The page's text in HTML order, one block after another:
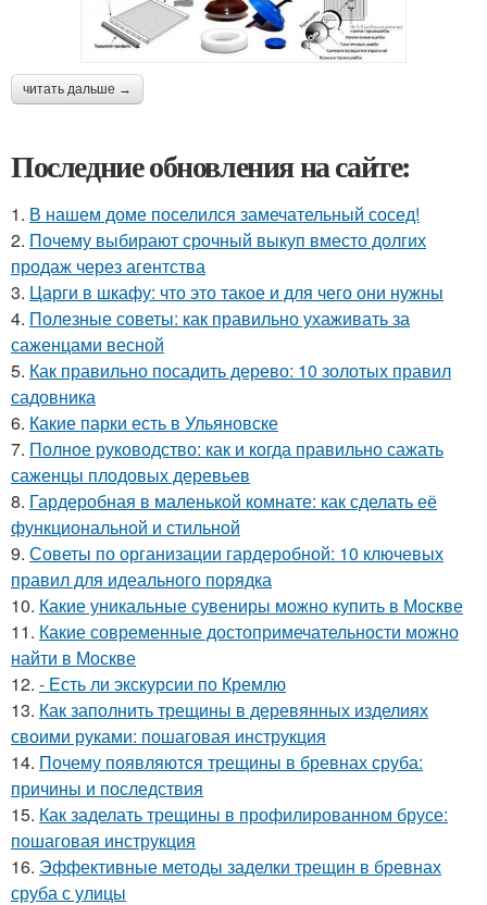
читать дальше →
Последние обновления на сайте:
1. В нашем доме поселился замечательный сосед!
2. Почему выбирают срочный выкуп вместо долгих
продаж через агентства
3. Царги в шкафу: что это такое и для чего они нужны
4. Полезные советы: как правильно ухаживать за
саженцами весной
5. Как правильно посадить дерево: 10 золотых правил
садовника
6. Какие парки есть в Ульяновске
7. Полное руководство: как и когда правильно сажать
саженцы плодовых деревьев
8. Гардеробная в маленькой комнате: как сделать её
функциональной и стильной
9. Советы по организации гардеробной: 10 ключевых
правил для идеального порядка
10. Какие уникальные сувениры можно купить в Москве
11. Какие современные достопримечательности можно
найти в Москве
12. - Есть ли экскурсии по Кремлю
13. Как заполнить трещины в деревянных изделиях
своими руками: пошаговая инструкция
14. Почему появляются трещины в бревнах сруба:
причины и последствия
15. Как заделать трещины в профилированном брусе:
пошаговая инструкция
16. Эффективные методы заделки трещин в бревнах
сруба с улицы